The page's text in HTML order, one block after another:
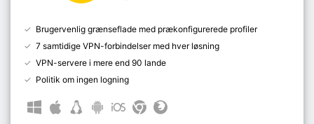
Brugervenlig grænseflade med prækonfigurerede profiler
7 samtidige VPN-forbindelser med hver løsning
VPN-servere i mere end 90 lande
Politik om ingen logning